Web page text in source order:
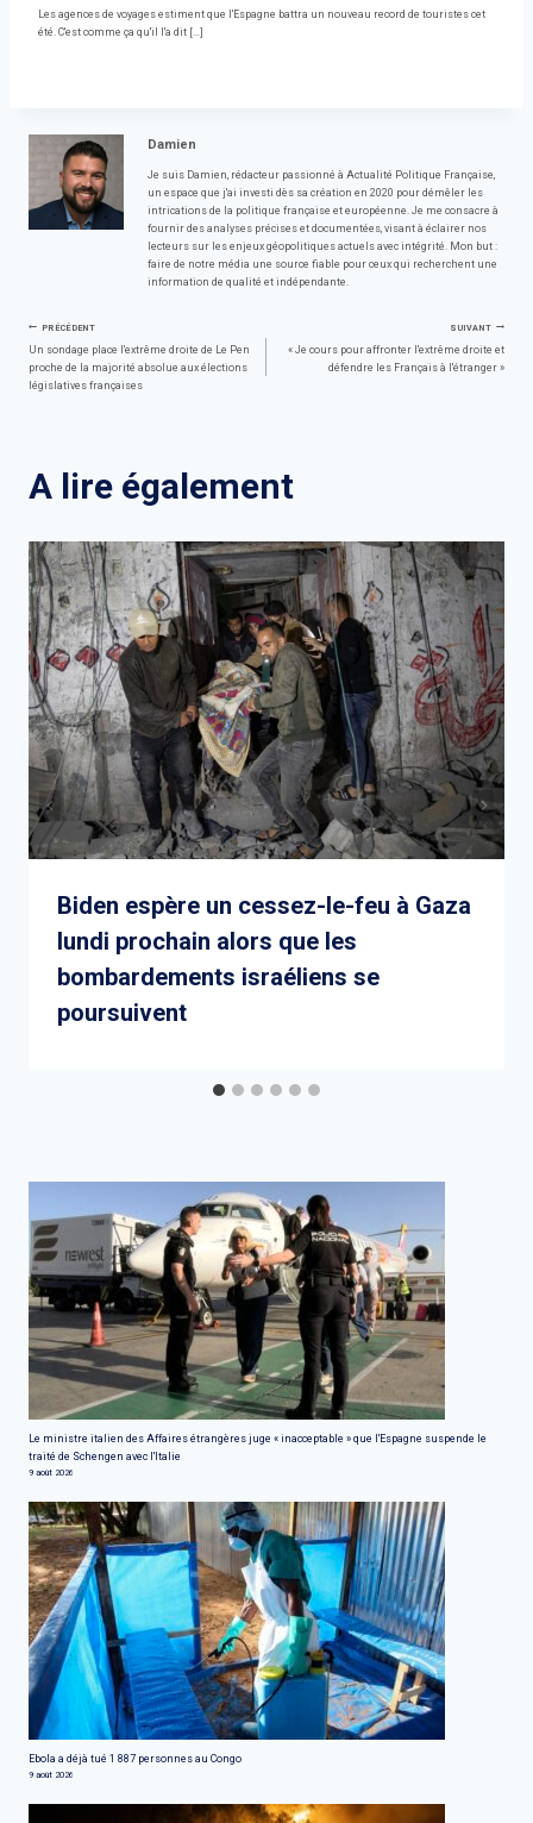
Les agences de voyages estiment que l'Espagne battra un nouveau record de touristes cet
été. C'est comme ça qu'il l'a dit […]
Damien
Je suis Damien, rédacteur passionné à Actualité Politique Française,
un espace que j'ai investi dès sa création en 2020 pour démêler les
intrications de la politique française et européenne. Je me consacre à
fournir des analyses précises et documentées, visant à éclairer nos
lecteurs sur les enjeux géopolitiques actuels avec intégrité. Mon but :
faire de notre média une source fiable pour ceux qui recherchent une
information de qualité et indépendante.
Navigation
de
PRÉCÉDENT
Un sondage place l'extrême droite de Le Pen
proche de la majorité absolue aux élections
législatives françaises
SUIVANT
« Je cours pour affronter l'extrême droite et
défendre les Français à l'étranger »
A lire également
Biden espère un cessez-le-feu à Gaza
lundi prochain alors que les
bombardements israéliens se
poursuivent
Le ministre italien des Affaires étrangères juge « inacceptable » que l'Espagne suspende le
traité de Schengen avec l'Italie
9 août 2026
Ebola a déjà tué 1 887 personnes au Congo
9 août 2026